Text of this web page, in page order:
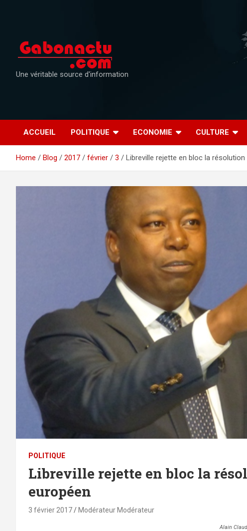
Une véritable source d'information
ACCUEIL POLITIQUE ECONOMIE CULTURE
Home Blog 2017 février 3 Libreville rejette en bloc la
POLITIQUE
Libreville rejette en bloc la
européen
3 février 2017 Modérateur Modérateur
Alain